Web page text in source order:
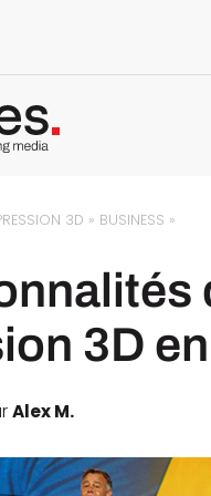
3D » BUSINESS »
3D
Alex M.